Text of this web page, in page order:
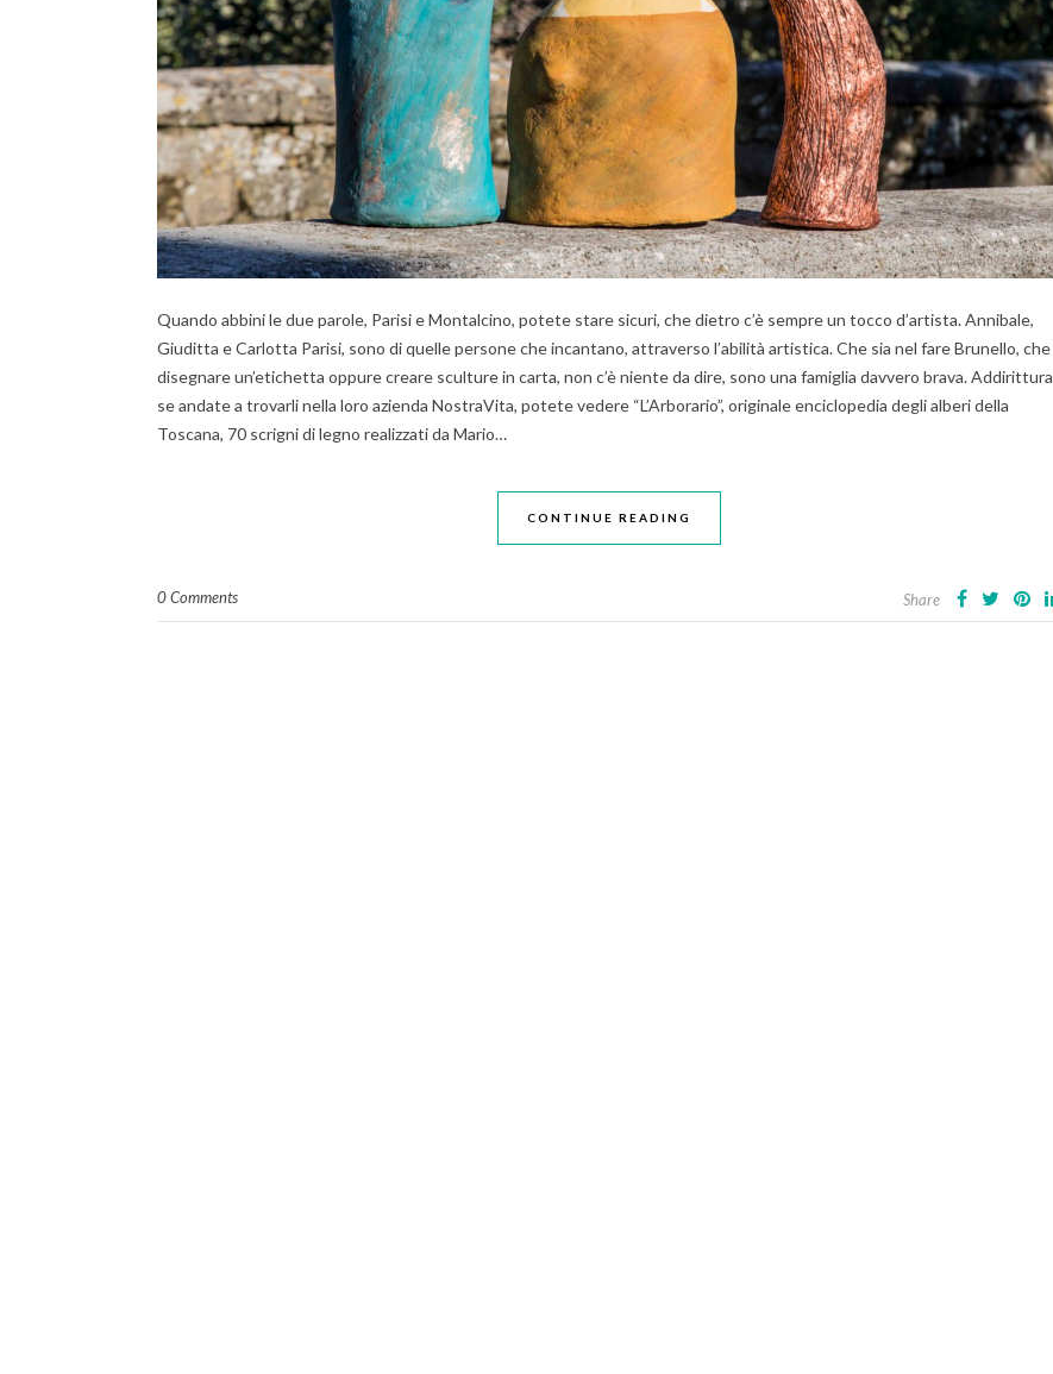
Quando abbini le due parole, Parisi e Montalcino, potete stare sicuri, che dietro c’è sempre un tocco d’artista. Annibale,
Giuditta e Carlotta Parisi, sono di quelle persone che incantano, attraverso l’abilità artistica. Che sia nel fare Brunello, che
disegnare un’etichetta oppure creare sculture in carta, non c’è niente da dire, sono una famiglia davvero brava. Addirittura
se andate a trovarli nella loro azienda NostraVita, potete vedere “L’Arborario”, originale enciclopedia degli alberi della
Toscana, 70 scrigni di legno realizzati da Mario…
CONTINUE READING
0 Comments Share